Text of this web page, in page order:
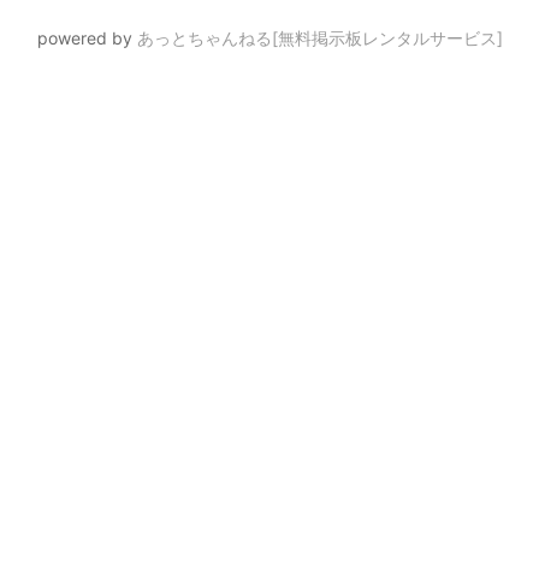
powered by あっとちゃんねる[無料掲示板レンタルサービス]